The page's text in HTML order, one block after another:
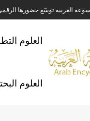
العربية توسّع حضورها الرقمي
مجمع الملك سلمان العالمي للغة
إياد خالد الطباع مدير عام لهيئة
محمد ياسين صالح وزيرا للثقافة
العلوم
العلوم